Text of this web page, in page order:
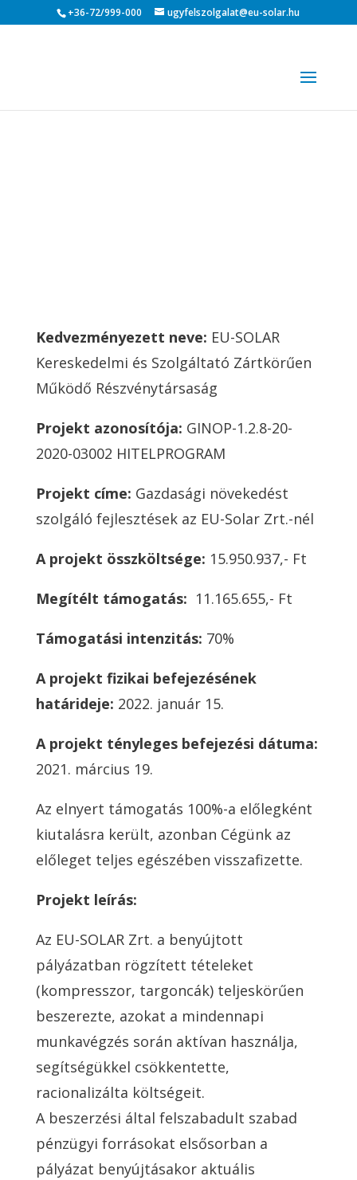
+36-72/999-000 ugyfelszolgalat@eu-solar.hu
Kedvezményezett neve: EU-SOLAR
Kereskedelmi és Szolgáltató Zártkörűen
Működő Részvénytársaság
Projekt azonosítója: GINOP-1.2.8-20-
2020-03002 HITELPROGRAM
Projekt címe: Gazdasági növekedést
szolgáló fejlesztések az EU-Solar Zrt.-nél
A projekt összköltsége: 15.950.937,- Ft
Megítélt támogatás: 11.165.655,- Ft
Támogatási intenzitás: 70%
A projekt fizikai befejezésének
határideje: 2022. január 15.
A projekt tényleges befejezési dátuma:
2021. március 19.
Az elnyert támogatás 100%-a előlegként
kiutalásra került, azonban Cégünk az
előleget teljes egészében visszafizette.
Projekt leírás:
Az EU-SOLAR Zrt. a benyújtott
pályázatban rögzített tételeket
(kompresszor, targoncák) teljeskörűen
beszerezte, azokat a mindennapi
munkavégzés során aktívan használja,
segítségükkel csökkentette,
racionalizálta költségeit.
A beszerzési által felszabadult szabad
pénzügyi forrásokat elsősorban a
pályázat benyújtásakor aktuális